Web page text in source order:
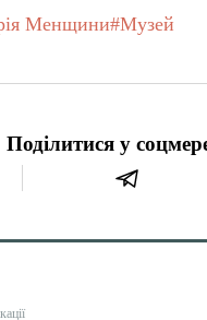
Менщини#Музей
Поділитися у